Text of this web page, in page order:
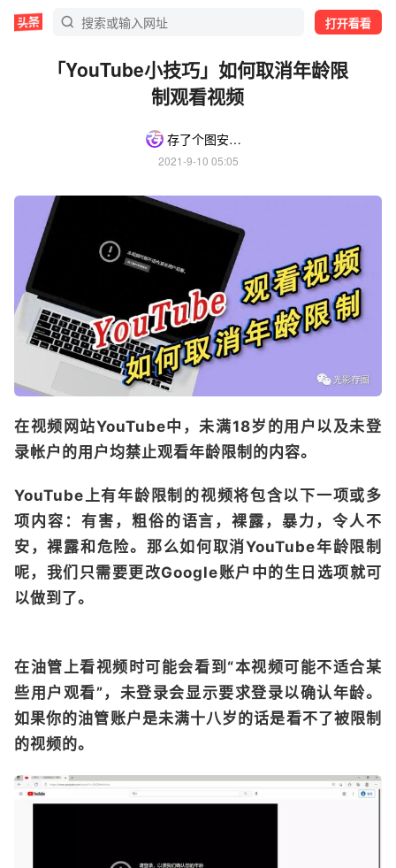
打开看看
「YouTube小技巧」如何取消年龄限
制观看视频
存了个图安利版
2021-9-10 05:05
在视频网站YouTube中，未满18岁的用户以及未登
录帐户的用户均禁止观看年龄限制的内容。
YouTube上有年龄限制的视频将包含以下一项或多
项内容：有害，粗俗的语言，裸露，暴力，令人不
安，裸露和危险。那么如何取消YouTube年龄限制
呢，我们只需要更改Google账户中的生日选项就可
以做到了。
在油管上看视频时可能会看到“本视频可能不适合某
些用户观看”，未登录会显示要求登录以确认年龄。
如果你的油管账户是未满十八岁的话是看不了被限制
的视频的。